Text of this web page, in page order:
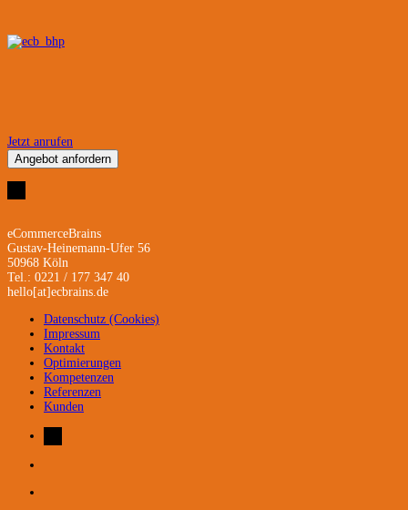
Jetzt anrufen
Angebot anfordern
eCommerceBrains
Gustav-Heinemann-Ufer 56
50968 Köln
Tel.: 0221 / 177 347 40
hello[at]ecbrains.de
Datenschutz (Cookies)
Impressum
Kontakt
Optimierungen
Kompetenzen
Referenzen
Kunden